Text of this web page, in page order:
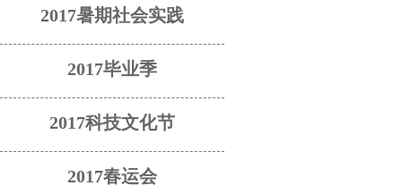
2017暑期社会实践
2017毕业季
2017科技文化节
2017春运会